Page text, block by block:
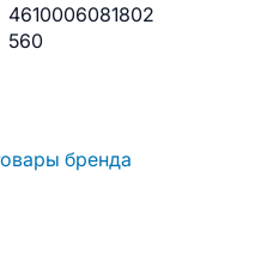
4610006081802
560
бренда